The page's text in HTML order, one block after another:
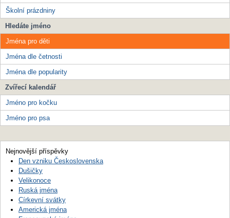
Školní prázdniny
Hledáte jméno
Jména pro děti
Jména dle četnosti
Jména dle popularity
Zvířecí kalendář
Jméno pro kočku
Jméno pro psa
Nejnovější příspěvky
Den vzniku Československa
Dušičky
Velikonoce
Ruská jména
Církevní svátky
Americká jména